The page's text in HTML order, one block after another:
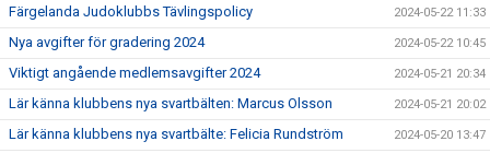
Färgelanda Judoklubbs Tävlingspolicy 2024-05-22 11:33
Nya avgifter för gradering 2024 2024-05-22 10:45
Viktigt angående medlemsavgifter 2024 2024-05-21 20:34
Lär känna klubbens nya svartbälten: Marcus Olsson 2024-05-21 20:02
Lär känna klubbens nya svartbälte: Felicia Rundström 2024-05-20 13:47